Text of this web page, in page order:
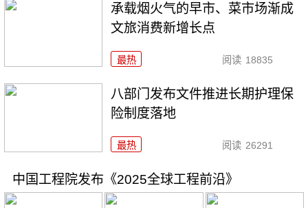
承载烟火气的早市、菜市场渐成
文旅消费新增长点
最热 阅读 18835
八部门发布文件推进长期护理保
险制度落地
最热 阅读 26291
中国工程院发布《2025全球工程前沿》